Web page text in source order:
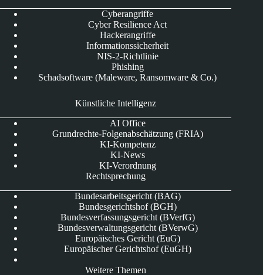
Cyberangriffe
Cyber Resilience Act
Hackerangriffe
Informationssicherheit
NIS-2-Richtlinie
Phishing
Schadsoftware (Maleware, Ransomware & Co.)
Künstliche Intelligenz
AI Office
Grundrechte-Folgenabschätzung (FRIA)
KI-Kompetenz
KI-News
KI-Verordnung
Rechtsprechung
Bundesarbeitsgericht (BAG)
Bundesgerichtshof (BGH)
Bundesverfassungsgericht (BVerfG)
Bundesverwaltungsgericht (BVerwG)
Europäisches Gericht (EuG)
Europäischer Gerichtshof (EuGH)
Weitere Themen